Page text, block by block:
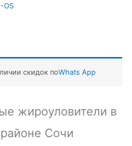
OS
скидок поWhats App
жироуловители в
Сочи